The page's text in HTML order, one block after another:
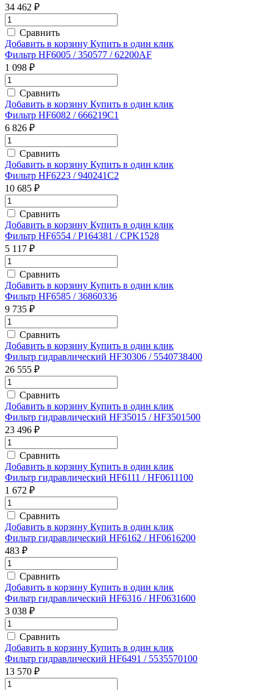
34 462 ₽
Сравнить
Добавить в корзину Купить в один клик
Фильтр HF6005 / 350577 / 62200AF
1 098 ₽
Сравнить
Добавить в корзину Купить в один клик
Фильтр HF6082 / 666219C1
6 826 ₽
Сравнить
Добавить в корзину Купить в один клик
Фильтр HF6223 / 940241C2
10 685 ₽
Сравнить
Добавить в корзину Купить в один клик
Фильтр HF6554 / P164381 / CPK1528
5 117 ₽
Сравнить
Добавить в корзину Купить в один клик
Фильтр HF6585 / 36860336
9 735 ₽
Сравнить
Добавить в корзину Купить в один клик
Фильтр гидравлический HF30306 / 5540738400
26 555 ₽
Сравнить
Добавить в корзину Купить в один клик
Фильтр гидравлический HF35015 / HF3501500
23 496 ₽
Сравнить
Добавить в корзину Купить в один клик
Фильтр гидравлический HF6111 / HF0611100
1 672 ₽
Сравнить
Добавить в корзину Купить в один клик
Фильтр гидравлический HF6162 / HF0616200
483 ₽
Сравнить
Добавить в корзину Купить в один клик
Фильтр гидравлический HF6316 / HF0631600
3 038 ₽
Сравнить
Добавить в корзину Купить в один клик
Фильтр гидравлический HF6491 / 5535570100
13 570 ₽